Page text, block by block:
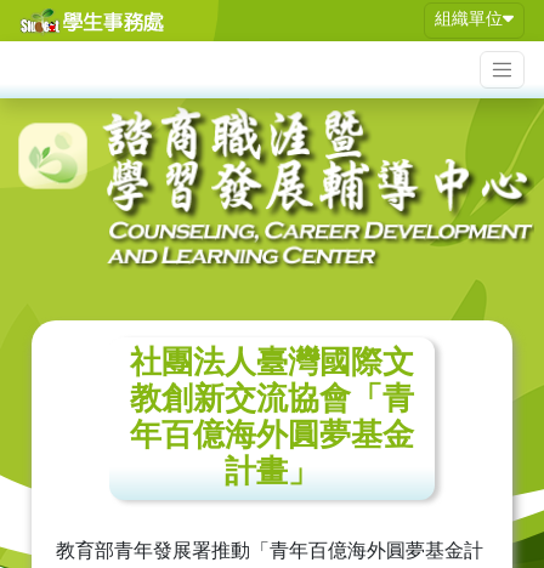
組織單位
社團法人臺灣國際文
教創新交流協會「青
年百億海外圓夢基金
計畫」
教育部青年發展署推動「青年百億海外圓夢基金計